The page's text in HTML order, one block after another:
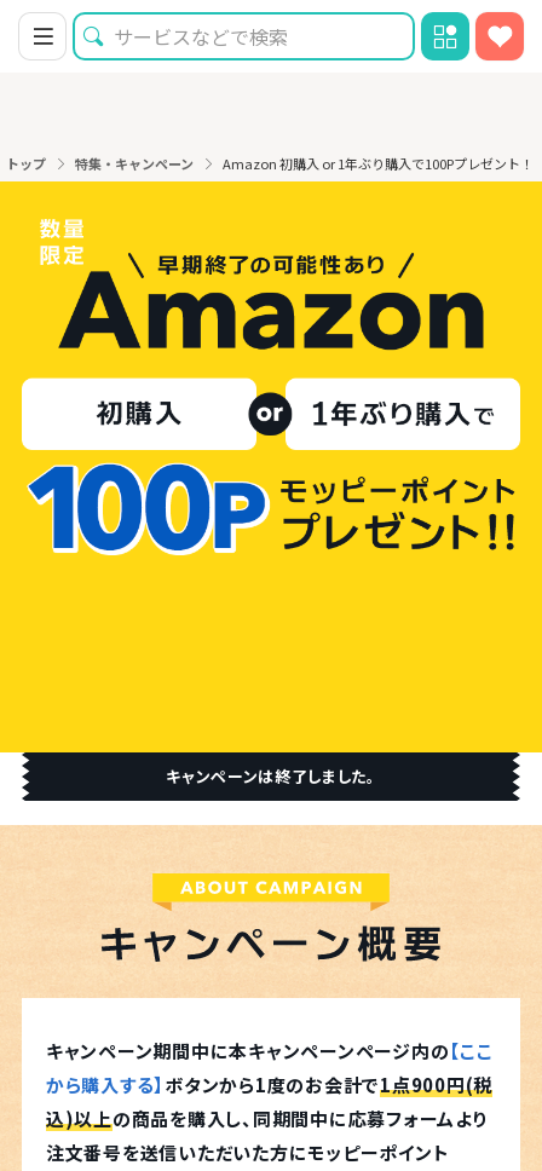
トップ 特集・キャンペーン Amazon 初購入 or 1年ぶり購入で100Pプレゼント！
キャンペーンは終了しました。
キャンペーン期間中に本キャンペーンページ内の【ここ
から購入する】 ボタンから1度のお会計で1点900円(税
込)以上の商品を購入し、同期間中に応募フォームより
注文番号を送信いただいた方にモッピーポイント